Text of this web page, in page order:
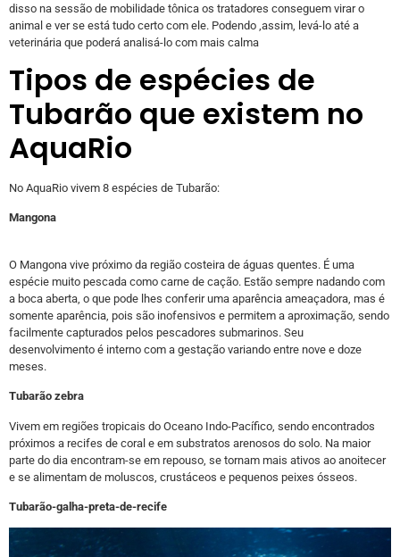
disso na sessão de mobilidade tônica os tratadores conseguem virar o
animal e ver se está tudo certo com ele. Podendo ,assim, levá-lo até a
veterinária que poderá analisá-lo com mais calma
Tipos de espécies de
Tubarão que existem no
AquaRio
No AquaRio vivem 8 espécies de Tubarão:
Mangona
O Mangona vive próximo da região costeira de águas quentes. É uma
espécie muito pescada como carne de cação. Estão sempre nadando com
a boca aberta, o que pode lhes conferir uma aparência ameaçadora, mas é
somente aparência, pois são inofensivos e permitem a aproximação, sendo
facilmente capturados pelos pescadores submarinos. Seu
desenvolvimento é interno com a gestação variando entre nove e doze
meses.
Tubarão zebra
Vivem em regiões tropicais do Oceano Indo-Pacífico, sendo encontrados
próximos a recifes de coral e em substratos arenosos do solo. Na maior
parte do dia encontram-se em repouso, se tornam mais ativos ao anoitecer
e se alimentam de moluscos, crustáceos e pequenos peixes ósseos.
Tubarão-galha-preta-de-recife